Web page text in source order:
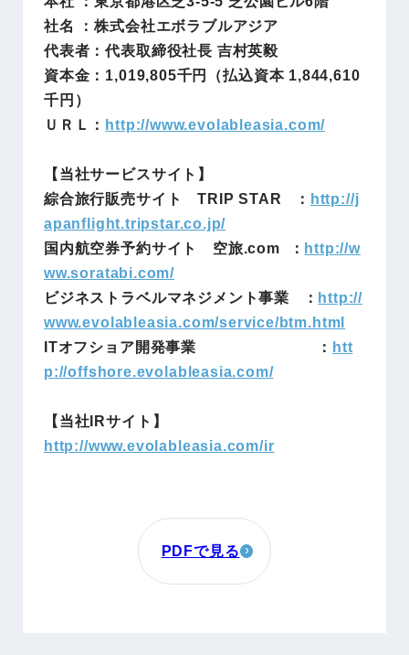
社名 ：株式会社エボラブルアジア
代表者：代表取締役社長 吉村英毅
資本金： 1,019,805千円（払込資本 1,844,610
千円）
ＵＲＬ： http://www.evolableasia.com/
【当社サービスサイト】
綜合旅行販売サイト TRIP STAR ： http://j
apanflight.tripstar.co.jp/
国内航空券予約サイト 空旅.com ： http://w
ww.soratabi.com/
ビジネストラベルマネジメント事業 ： http://
www.evolableasia.com/service/btm.html
ITオフショア開発事業 ： htt
p://offshore.evolableasia.com/
【当社IRサイト】
http://www.evolableasia.com/ir
PDFで見る